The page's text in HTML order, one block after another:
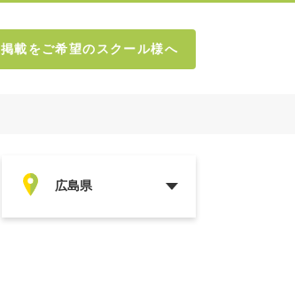
掲載をご希望のスクール様へ